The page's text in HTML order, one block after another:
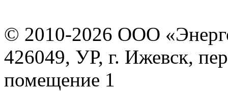
© 2010-2026 ООО
426049, УР, г. Ижевск,
помещение 1